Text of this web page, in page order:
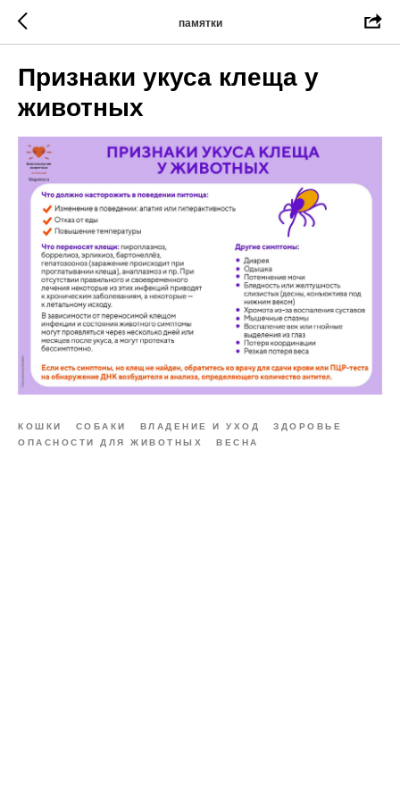
памятки
Признаки укуса клеща у
животных
КОШКИ СОБАКИ ВЛАДЕНИЕ И УХОД
ЗДОРОВЬЕ
ОПАСНОСТИ ДЛЯ ЖИВОТНЫХ
ВЕСНА